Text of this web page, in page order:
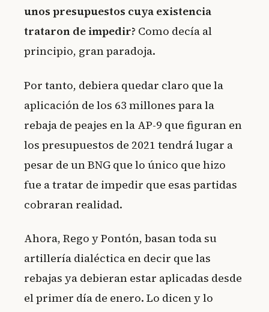
unos presupuestos cuya existencia
trataron de impedir? Como decía al
principio, gran paradoja.
Por tanto, debiera quedar claro que la
aplicación de los 63 millones para la
rebaja de peajes en la AP-9 que figuran en
los presupuestos de 2021 tendrá lugar a
pesar de un BNG que lo único que hizo
fue a tratar de impedir que esas partidas
cobraran realidad.
Ahora, Rego y Pontón, basan toda su
artillería dialéctica en decir que las
rebajas ya debieran estar aplicadas desde
el primer día de enero. Lo dicen y lo